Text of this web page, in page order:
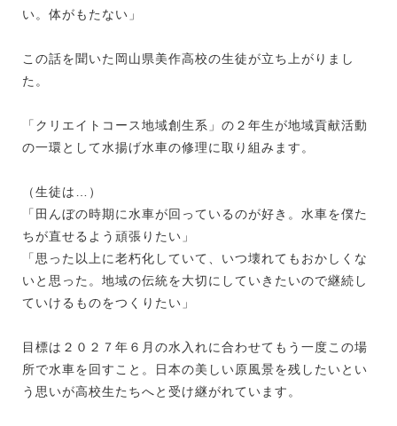
い。体がもたない」
この話を聞いた岡山県美作高校の生徒が立ち上がりまし
た。
「クリエイトコース地域創生系」の２年生が地域貢献活動
の一環として水揚げ水車の修理に取り組みます。
（生徒は…）
「田んぼの時期に水車が回っているのが好き。水車を僕た
ちが直せるよう頑張りたい」
「思った以上に老朽化していて、いつ壊れてもおかしくな
いと思った。地域の伝統を大切にしていきたいので継続し
ていけるものをつくりたい」
目標は２０２７年６月の水入れに合わせてもう一度この場
所で水車を回すこと。日本の美しい原風景を残したいとい
う思いが高校生たちへと受け継がれています。